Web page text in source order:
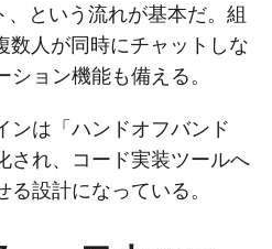
という流れが基本だ。組
数人が同時にチャットしな
ョン機能も備える。
ンは「ハンドオフバンド
され、コード実装ツールへ
設計になっている。